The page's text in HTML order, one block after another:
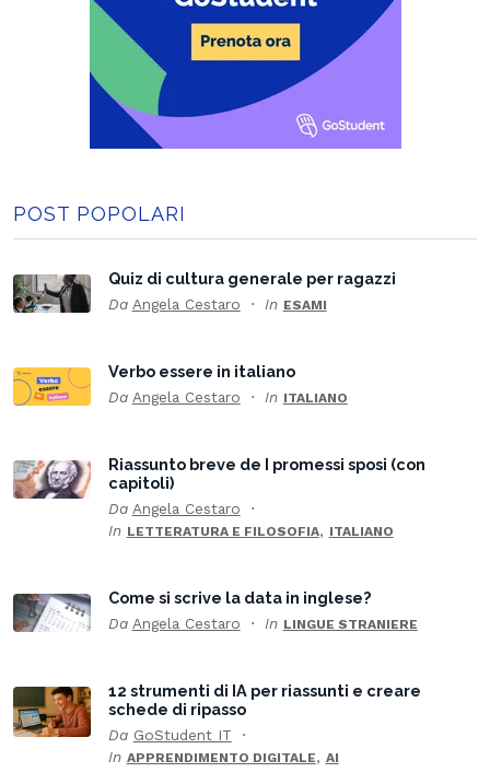
POST POPOLARI
Quiz di cultura generale per ragazzi
Da Angela Cestaro In ESAMI
Verbo essere in italiano
Da Angela Cestaro In ITALIANO
Riassunto breve de I promessi sposi (con
capitoli)
Da Angela Cestaro
In LETTERATURA E FILOSOFIA, ITALIANO
Come si scrive la data in inglese?
Da Angela Cestaro In LINGUE STRANIERE
12 strumenti di IA per riassunti e creare
schede di ripasso
Da GoStudent IT
In APPRENDIMENTO DIGITALE, AI